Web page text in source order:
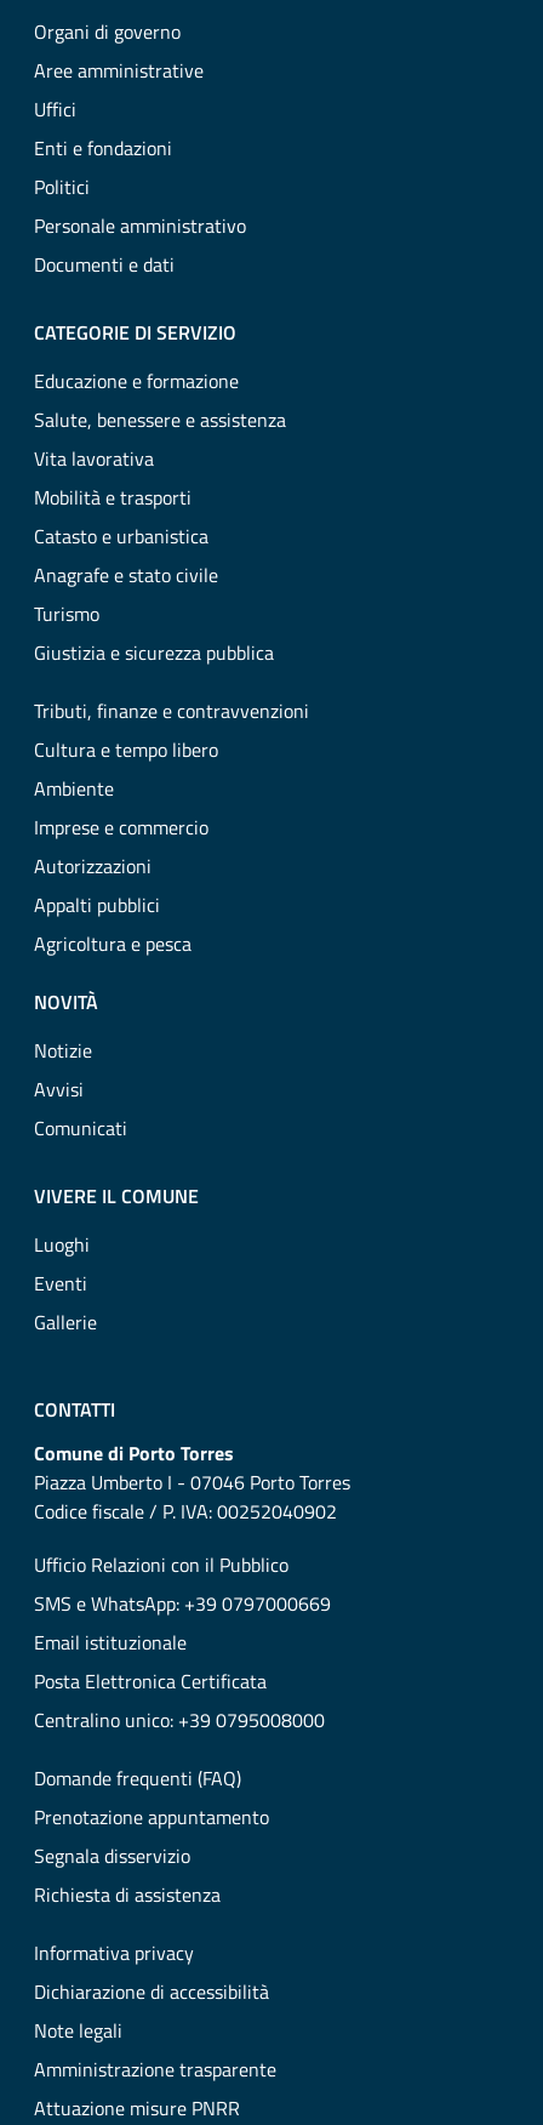
Organi di governo
Aree amministrative
Uffici
Enti e fondazioni
Politici
Personale amministrativo
Documenti e dati
CATEGORIE DI SERVIZIO
Educazione e formazione
Salute, benessere e assistenza
Vita lavorativa
Mobilità e trasporti
Catasto e urbanistica
Anagrafe e stato civile
Turismo
Giustizia e sicurezza pubblica
Tributi, finanze e contravvenzioni
Cultura e tempo libero
Ambiente
Imprese e commercio
Autorizzazioni
Appalti pubblici
Agricoltura e pesca
NOVITÀ
Notizie
Avvisi
Comunicati
VIVERE IL COMUNE
Luoghi
Eventi
Gallerie
CONTATTI
Comune di Porto Torres
Piazza Umberto I - 07046 Porto Torres
Codice fiscale / P. IVA: 00252040902
Ufficio Relazioni con il Pubblico
SMS e WhatsApp: +39 0797000669
Email istituzionale
Posta Elettronica Certificata
Centralino unico: +39 0795008000
Domande frequenti (FAQ)
Prenotazione appuntamento
Segnala disservizio
Richiesta di assistenza
Informativa privacy
Dichiarazione di accessibilità
Note legali
Amministrazione trasparente
Attuazione misure PNRR